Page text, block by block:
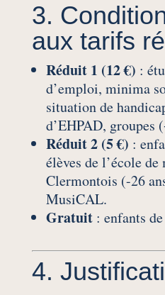
3.
aux tarifs
Réduit 1 (12 €) :
d’emploi, minima
situation de
d’EHPAD, groupes
Réduit 2 (5 €) :
élèves de l’école
Clermontois (-26
MusiCAL.
Gratuit: enfants de
4.